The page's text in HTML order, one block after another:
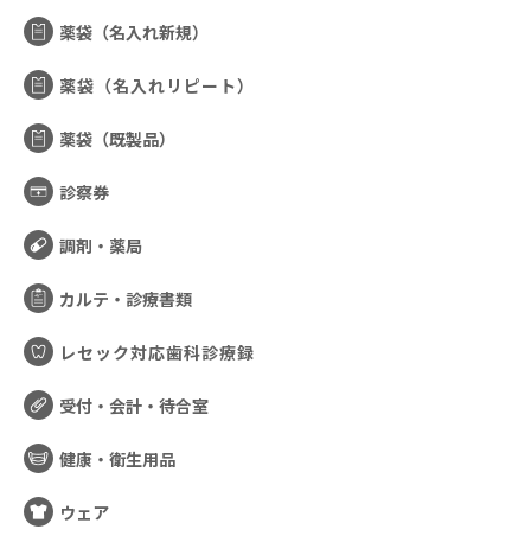
薬袋（名入れ新規）
薬袋（名入れリピート）
薬袋（既製品）
診察券
調剤・薬局
カルテ・診療書類
レセック対応歯科診療録
受付・会計・待合室
健康・衛生用品
ウェア